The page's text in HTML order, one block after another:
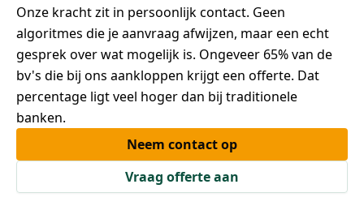
Onze kracht zit in persoonlijk contact. Geen
algoritmes die je aanvraag afwijzen, maar een echt
gesprek over wat mogelijk is. Ongeveer 65% van de
bv's die bij ons aankloppen krijgt een offerte. Dat
percentage ligt veel hoger dan bij traditionele
banken.
Neem contact op
Vraag offerte aan